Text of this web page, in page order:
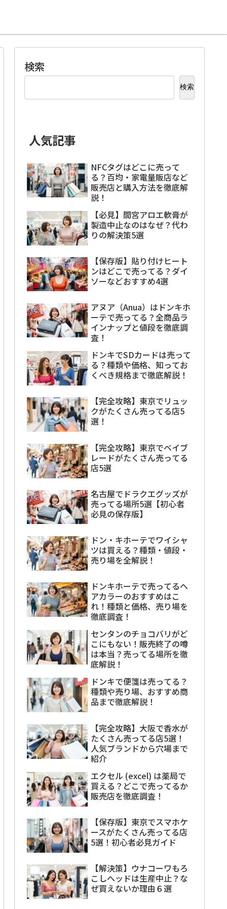
検索
検索
人気記事
NFCタグはどこに売って
る？百均・家電量販店など
販売店と購入方法を徹底解
説！
【必見】間宮アロエ軟膏が
製造中止なのはなぜ？代わ
りの解決策5選
【保存版】貼り付けヒート
ンはどこで売ってる？ダイ
ソーなどおすすめ4選
アヌア（Anua）はドンキホ
ーテで売ってる？全商品ラ
インナップと値段を徹底調
査！
ドンキでSDカードは売って
る？種類や価格、知ってお
くべき規格まで徹底解説！
【完全攻略】東京でリュッ
クがたくさん売ってる店5
選！
【完全攻略】東京でベイブ
レードがたくさん売ってる
店5選
名古屋でドラクエグッズが
売ってる場所5選【初心者
必見の保存版】
ドン・キホーテでワイシャ
ツは買える？種類・値段・
売り場を全解説！
ドンキホーテで売ってるヘ
アカラーのおすすめはこ
れ！種類と価格、売り場を
徹底調査！
センタンのチョコバリがど
こにもない！販売終了の噂
は本当？売ってる場所を徹
底解説！
ドンキで便箋は売ってる？
種類や売り場、おすすめ商
品まで徹底解説！
【完全攻略】大阪で香水が
たくさん売ってる店5選！
人気ブランドから穴場まで
紹介
エクセル (excel) は薬局で
買える？どこで売ってるか
販売店を徹底調査！
【保存版】東京でスマホケ
ースがたくさん売ってる店
5選！初心者必見ガイド
【解決策】ウナコーワもろ
こしヘッドは生産中止？な
ぜ買えないか理由６選